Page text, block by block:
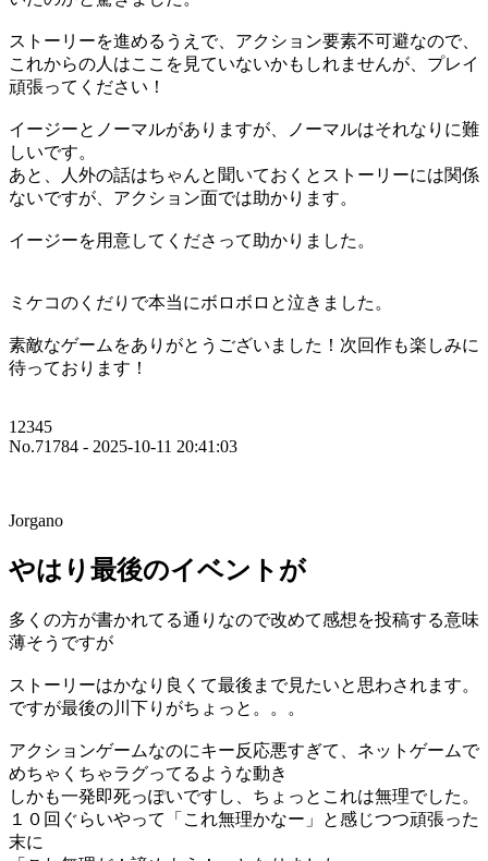
ストーリーを進めるうえで、アクション要素不可避なので、
これからの人はここを見ていないかもしれませんが、プレイ
頑張ってください！
イージーとノーマルがありますが、ノーマルはそれなりに難
しいです。
あと、人外の話はちゃんと聞いておくとストーリーには関係
ないですが、アクション面では助かります。
イージーを用意してくださって助かりました。
ミケコのくだりで本当にボロボロと泣きました。
素敵なゲームをありがとうございました！次回作も楽しみに
待っております！
12345
No.71784 - 2025-10-11 20:41:03
Jorgano
やはり最後のイベントが
多くの方が書かれてる通りなので改めて感想を投稿する意味
薄そうですが
ストーリーはかなり良くて最後まで見たいと思わされます。
ですが最後の川下りがちょっと。。。
アクションゲームなのにキー反応悪すぎて、ネットゲームで
めちゃくちゃラグってるような動き
しかも一発即死っぽいですし、ちょっとこれは無理でした。
１０回ぐらいやって「これ無理かなー」と感じつつ頑張った
末に